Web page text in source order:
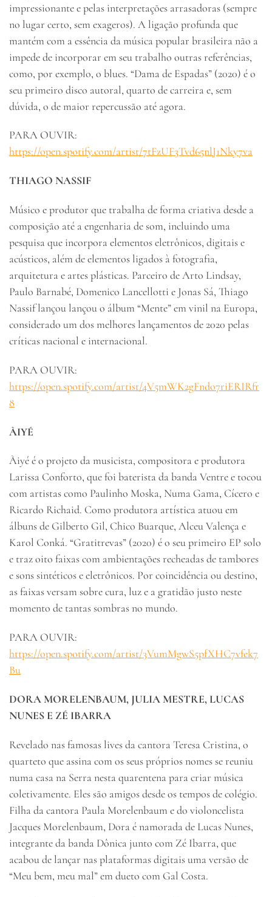
impressionante e pelas interpretações arrasadoras (sempre
no lugar certo, sem exageros). A ligação profunda que
mantém com a essência da música popular brasileira não a
impede de incorporar em seu trabalho outras referências,
como, por exemplo, o blues. “Dama de Espadas” (2020) é o
seu primeiro disco autoral, quarto de carreira e, sem
dúvida, o de maior repercussão até agora.
PARA OUVIR:
https://open.spotify.com/artist/7tFzUF3Tvd65nlJ1Nky7va
THIAGO NASSIF
Músico e produtor que trabalha de forma criativa desde a
composição até a engenharia de som, incluindo uma
pesquisa que incorpora elementos eletrônicos, digitais e
acústicos, além de elementos ligados à fotografia,
arquitetura e artes plásticas. Parceiro de Arto Lindsay,
Paulo Barnabé, Domenico Lancellotti e Jonas Sá, Thiago
Nassif lançou lançou o álbum “Mente” em vinil na Europa,
considerado um dos melhores lançamentos de 2020 pelas
críticas nacional e internacional.
PARA OUVIR:
https://open.spotify.com/artist/4V5mWK2gFndo7riERIRfr
8
ÀIYÉ
Àiyé é o projeto da musicista, compositora e produtora
Larissa Conforto, que foi baterista da banda Ventre e tocou
com artistas como Paulinho Moska, Numa Gama, Cícero e
Ricardo Richaid. Como produtora artística atuou em
álbuns de Gilberto Gil, Chico Buarque, Alceu Valença e
Karol Conká. “Gratitrevas” (2020) é o seu primeiro EP solo
e traz oito faixas com ambientações recheadas de tambores
e sons sintéticos e eletrônicos. Por coincidência ou destino,
as faixas versam sobre cura, luz e a gratidão justo neste
momento de tantas sombras no mundo.
PARA OUVIR:
https://open.spotify.com/artist/3VumMgwS5pfXHC7vfek7
Bu
DORA MORELENBAUM, JULIA MESTRE, LUCAS
NUNES E ZÉ IBARRA
Revelado nas famosas lives da cantora Teresa Cristina, o
quarteto que assina com os seus próprios nomes se reuniu
numa casa na Serra nesta quarentena para criar música
coletivamente. Eles são amigos desde os tempos de colégio.
Filha da cantora Paula Morelenbaum e do violoncelista
Jacques Morelenbaum, Dora é namorada de Lucas Nunes,
integrante da banda Dônica junto com Zé Ibarra, que
acabou de lançar nas plataformas digitais uma versão de
“Meu bem, meu mal” em dueto com Gal Costa.